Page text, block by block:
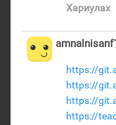
Хариулах
https://
https://
https://
https://